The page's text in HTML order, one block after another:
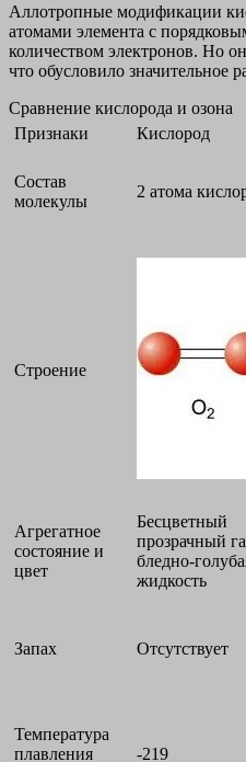
Аллотропные модификации
атомами элемента с
количеством электронов. Но
что обусловило значительное
Сравнение кислорода и озона
Признаки
Кислород
Состав
молекулы
2 атома
Строение
Агрегатное
состояние и
цвет
Бесцветный
прозрачный
бледно-
жидкость
Запах Отсутствует
Температура
плавления
-219